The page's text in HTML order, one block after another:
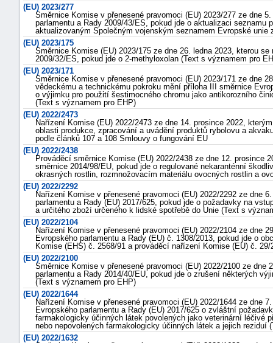
(EU) 2023/277
Směrnice Komise v přenesené pravomoci (EU) 2023/277 ze dne
parlamentu a Rady 2009/43/ES, pokud jde o aktualizaci seznamu
aktualizovaným Společným vojenským seznamem Evropské unie
(EU) 2023/175
Směrnice Komise (EU) 2023/175 ze dne 26. ledna 2023, kterou
2009/32/ES, pokud jde o 2-methyloxolan (Text s významem pro
(EU) 2023/171
Směrnice Komise v přenesené pravomoci (EU) 2023/171 ze dne
vědeckému a technickému pokroku mění příloha III směrnice
o výjimku pro použití šestimocného chromu jako antikorozního
(Text s významem pro EHP)
(EU) 2022/2473
Nařízení Komise (EU) 2022/2473 ze dne 14. prosince 2022,
oblasti produkce, zpracování a uvádění produktů rybolovu a
podle článků 107 a 108 Smlouvy o fungování EU
(EU) 2022/2438
Prováděcí směrnice Komise (EU) 2022/2438 ze dne 12. prosince
směrnice 2014/98/EU, pokud jde o regulované nekaranténní
okrasných rostlin, rozmnožovacím materiálu ovocných rostlin a
(EU) 2022/2292
Nařízení Komise v přenesené pravomoci (EU) 2022/2292 ze dne
parlamentu a Rady (EU) 2017/625, pokud jde o požadavky na
a určitého zboží určeného k lidské spotřebě do Unie (Text s
(EU) 2022/2104
Nařízení Komise v přenesené pravomoci (EU) 2022/2104 ze dne
Evropského parlamentu a Rady (EU) č. 1308/2013, pokud jde o
Komise (EHS) č. 2568/91 a prováděcí nařízení Komise (EU) č. 29/
(EU) 2022/2100
Směrnice Komise v přenesené pravomoci (EU) 2022/2100 ze
parlamentu a Rady 2014/40/EU, pokud jde o zrušení některých
(Text s významem pro EHP)
(EU) 2022/1644
Nařízení Komise v přenesené pravomoci (EU) 2022/1644 ze dne
Evropského parlamentu a Rady (EU) 2017/625 o zvláštní
farmakologicky účinných látek povolených jako veterinární léčivé
nebo nepovolených farmakologicky účinných látek a jejich reziduí
(EU) 2022/1632
"náhradě
škod"